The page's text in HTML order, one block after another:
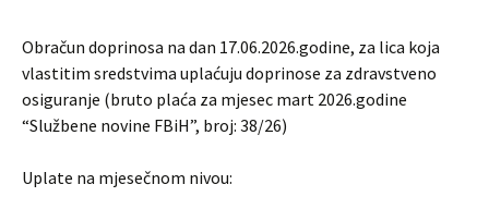
Obračun doprinosa na dan 17.06.2026.godine, za lica koja
vlastitim sredstvima uplaćuju doprinose za zdravstveno
osiguranje (bruto plaća za mjesec mart 2026.godine
“Službene novine FBiH”, broj: 38/26)
Uplate na mjesečnom nivou: